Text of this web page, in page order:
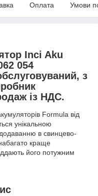
Оплата Умови
Inci Aku
054
з
із НДС.
Formula від
унікальною
в свинцево-
краще
його потужним